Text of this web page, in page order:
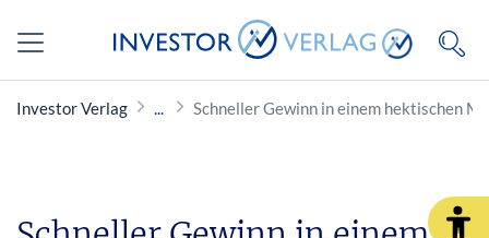
Investor Verlag Schneller Gewinn in einem hektischen